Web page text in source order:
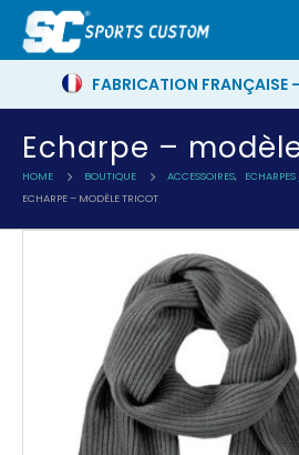
FABRICATION FRANÇAISE
Echarpe – modèle
HOME BOUTIQUE ACCESSOIRES,
ECHARPE – MODÈLE TRICOT